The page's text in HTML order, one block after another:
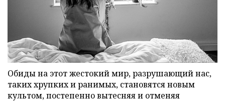
Обиды на этот жестокий мир, разрушающий нас,
таких хрупких и ранимых, становятся новым
культом, постепенно вытесняя и отменяя